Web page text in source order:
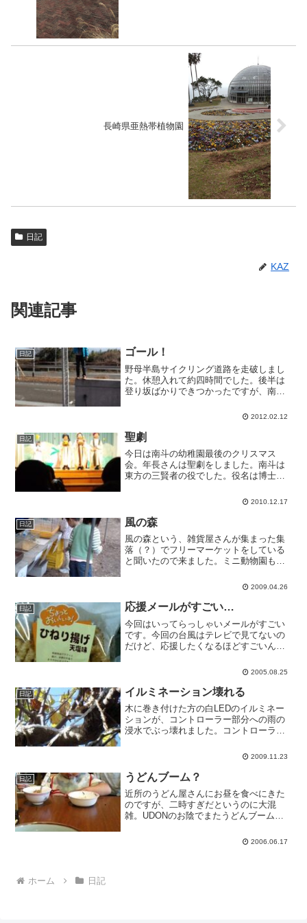
長崎県亜熱帯植物園
日記
KAZ
関連記事
日記 ゴール！
野母半島サイクリング道路を走破しまし
た。休憩入れて約四時間でした。後半は
登り坂ばかりできつかったですが、南斗
度「パパ遅い！」と言われたことか。亜
てみようかと思っています...
2012.02.12
日記 聖劇
今日は南斗の幼稚園最後のクリスマス
会。年長さんは聖劇をしました。南斗は
東方の三賢者の役でした。役名は博士３
ということにしておきます。写真だと一
高いのです。
2010.12.17
日記 風の森
風の森という、雑貨屋さんが集まった集
落（？）でフリーマーケットをしている
と聞いたので来ました。ミニ動物園もあ
分の箸をサクラの木から作ったりしまし
2009.04.26
日記 応援メールがすごい…
今回はいってらっしゃいメールがすごい
です。今回の台風はテレビで見てないの
だけど、応援したくなるほどすごいんで
のはバスなんですけど。バス内のおやつ
を買いました。ちょっとしか美味しくな
いそうなのですが、ちょっ...
2005.08.25
日記 イルミネーション壊れる
木に巻き付けた方の白LEDのイルミネー
ションが、コントローラー部分への雨の
浸水でぶっ壊れました。コントローラー
巻き方が甘くて水がたまっていたので取
す。二本200球がひと...
2009.11.23
日記 うどんブーム？
近所のうどん屋さんにお昼を食べにきた
のですが、二時すぎだというのに大混
雑。UDONのお陰でまたうどんブームで
2006.06.17
ホーム 日記